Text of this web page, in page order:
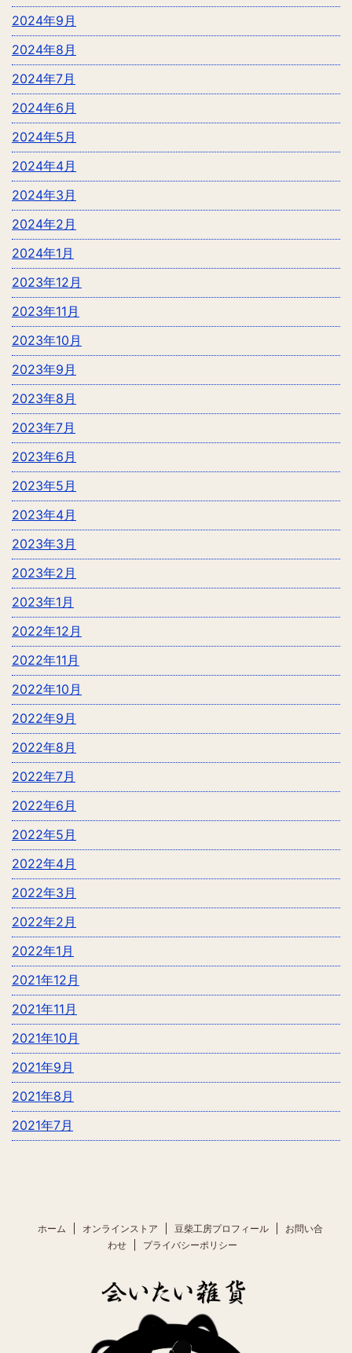
2024年9月
2024年8月
2024年7月
2024年6月
2024年5月
2024年4月
2024年3月
2024年2月
2024年1月
2023年12月
2023年11月
2023年10月
2023年9月
2023年8月
2023年7月
2023年6月
2023年5月
2023年4月
2023年3月
2023年2月
2023年1月
2022年12月
2022年11月
2022年10月
2022年9月
2022年8月
2022年7月
2022年6月
2022年5月
2022年4月
2022年3月
2022年2月
2022年1月
2021年12月
2021年11月
2021年10月
2021年9月
2021年8月
2021年7月
ホーム オンラインストア 豆柴工房プロフィール
お問い合
わせ
プライバシーポリシー